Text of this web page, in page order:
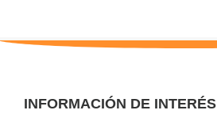
INFORMACIÓN DE INTERÉS